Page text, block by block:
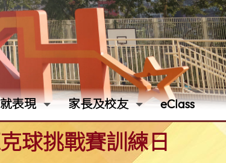
表現 家長及校友 eClass
球挑戰賽訓練日